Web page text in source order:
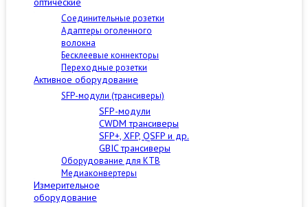
Соединительные розетки
Адаптеры оголенного
волокна
Бесклеевые коннекторы
Переходные розетки
Активное оборудование
SFP-модули (трансиверы)
SFP-модули
CWDM трансиверы
SFP+, XFP, QSFP и др.
GBIC трансиверы
Оборудование для КТВ
Медиаконвертеры
Измерительное
оборудование